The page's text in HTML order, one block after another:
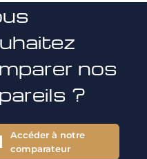
nos
?
Accéder à notre
comparateur